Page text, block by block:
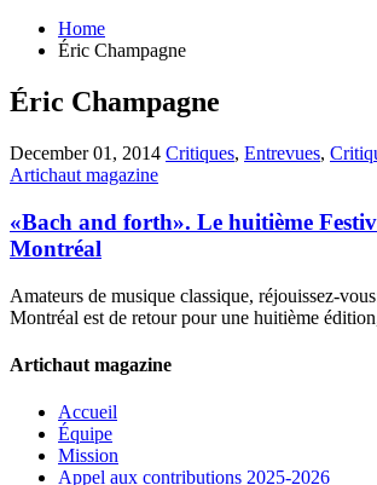
Home
Éric Champagne
Éric Champagne
December 01, 2014 Critiques, Entrevues,
Artichaut magazine
«Bach and forth». Le huitième
Montréal
Amateurs de musique classique, réjouissez-
Montréal est de retour pour une huitième
Artichaut magazine
Accueil
Équipe
Mission
Appel aux contributions 2025-2026